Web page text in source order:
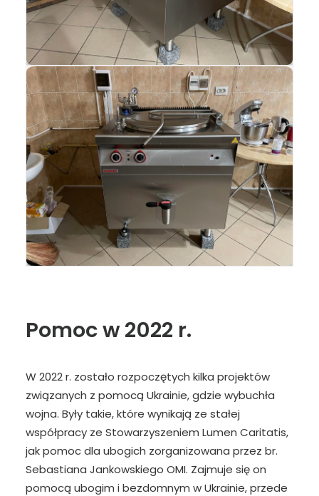
Pomoc w 2022 r.
W 2022 r. zostało rozpoczętych kilka projektów
związanych z pomocą Ukrainie, gdzie wybuchła
wojna. Były takie, które wynikają ze stałej
współpracy ze Stowarzyszeniem Lumen Caritatis,
jak pomoc dla ubogich zorganizowana przez br.
Sebastiana Jankowskiego OMI. Zajmuje się on
pomocą ubogim i bezdomnym w Ukrainie, przede